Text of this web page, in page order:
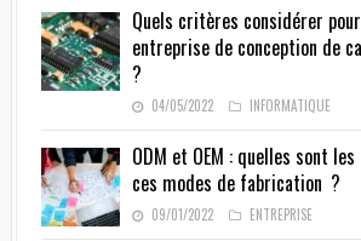
Quels critères considérer
entreprise de conception de
?
04/05/2022 INFORMATIQUE
ODM et OEM : quelles sont
ces modes de fabrication ?
09/01/2022 ENTREPRISE